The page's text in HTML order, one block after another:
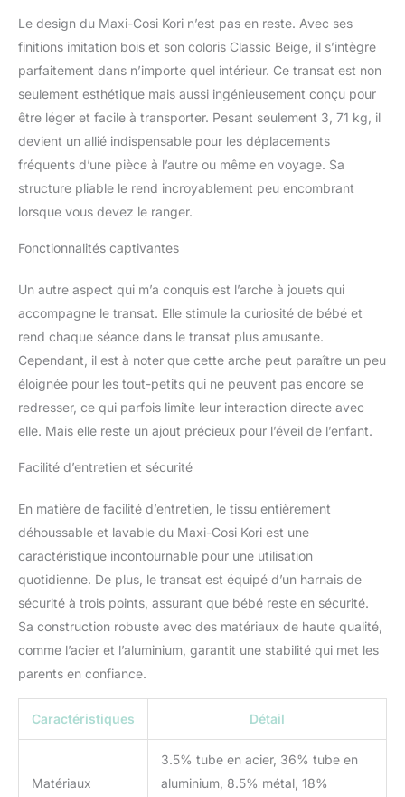
Kori se range facilement
et puisqu'il est très
compact et pèse
seulement 2.7 kg, vous
pouvez l’emporter
facilement (dimensions
plié en cm : H 15 x l 73.5
x P 42.5) HARNAIS
FACILE À INSTALLER : le
harnais 3 points reste
ouvert pour installer et
confortablement tout au
long de la croissance de
JOUETS : pour le
développement de bébé,
Kori dispose d'une arche
à jouets avec l'ours Barry
et son arbre de la forêt,
présentant différentes
textures pour stimuler et
NOUVEAU-NÉ
CONFORTABLE : le
transat dispose d'une
têtière très douce et
offrant un bon maintien,
pour que votre bébé
bénéficie d'un confort
luxueux dès le premier
avec Eco Care, ce qui
composée à 100 % de
tissus recyclés, faciles à
Le design du Maxi-Cosi Kori n’est pas en reste. Avec ses
finitions imitation bois et son coloris Classic Beige, il s’intègre
parfaitement dans n’importe quel intérieur. Ce transat est non
seulement esthétique mais aussi ingénieusement conçu pour
être léger et facile à transporter. Pesant seulement 3, 71 kg, il
devient un allié indispensable pour les déplacements
fréquents d’une pièce à l’autre ou même en voyage. Sa
structure pliable le rend incroyablement peu encombrant
lorsque vous devez le ranger.
Fonctionnalités captivantes
Un autre aspect qui m’a conquis est l’arche à jouets qui
accompagne le transat. Elle stimule la curiosité de bébé et
rend chaque séance dans le transat plus amusante.
Cependant, il est à noter que cette arche peut paraître un peu
éloignée pour les tout-petits qui ne peuvent pas encore se
redresser, ce qui parfois limite leur interaction directe avec
elle. Mais elle reste un ajout précieux pour l’éveil de l’enfant.
Facilité d’entretien et sécurité
En matière de facilité d’entretien, le tissu entièrement
déhoussable et lavable du Maxi-Cosi Kori est une
caractéristique incontournable pour une utilisation
quotidienne. De plus, le transat est équipé d’un harnais de
sécurité à trois points, assurant que bébé reste en sécurité.
Sa construction robuste avec des matériaux de haute qualité,
comme l’acier et l’aluminium, garantit une stabilité qui met les
parents en confiance.
Caractéristiques Détail
Matériaux
3.5% tube en acier, 36% tube en
aluminium, 8.5% métal, 18%